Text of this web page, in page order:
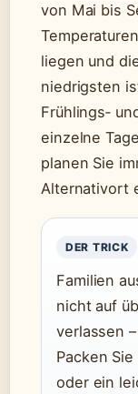
von Mai bis
liegen und
niedrigsten
Frühlings‑
einzelne
planen Sie
Alternativort
DER TRICK
Familien
nicht auf
verlassen
Packen
oder ein